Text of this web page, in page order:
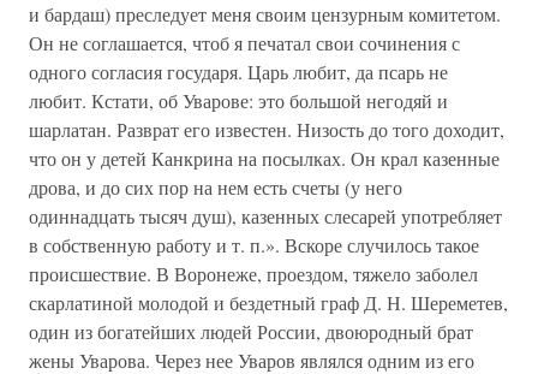
и бардаш) преследует меня своим цензурным комитетом.
Он не соглашается, чтоб я печатал свои сочинения с
одного согласия государя. Царь любит, да псарь не
любит. Кстати, об Уварове: это большой негодяй и
шарлатан. Разврат его известен. Низость до того доходит,
что он у детей Канкрина на посылках. Он крал казенные
дрова, и до сих пор на нем есть счеты (у него
одиннадцать тысяч душ), казенных слесарей употребляет
в собственную работу и т. п.». Вскоре случилось такое
происшествие. В Воронеже, проездом, тяжело заболел
скарлатиной молодой и бездетный граф Д. Н. Шереметев,
один из богатейших людей России, двоюродный брат
жены Уварова. Через нее Уваров являлся одним из его